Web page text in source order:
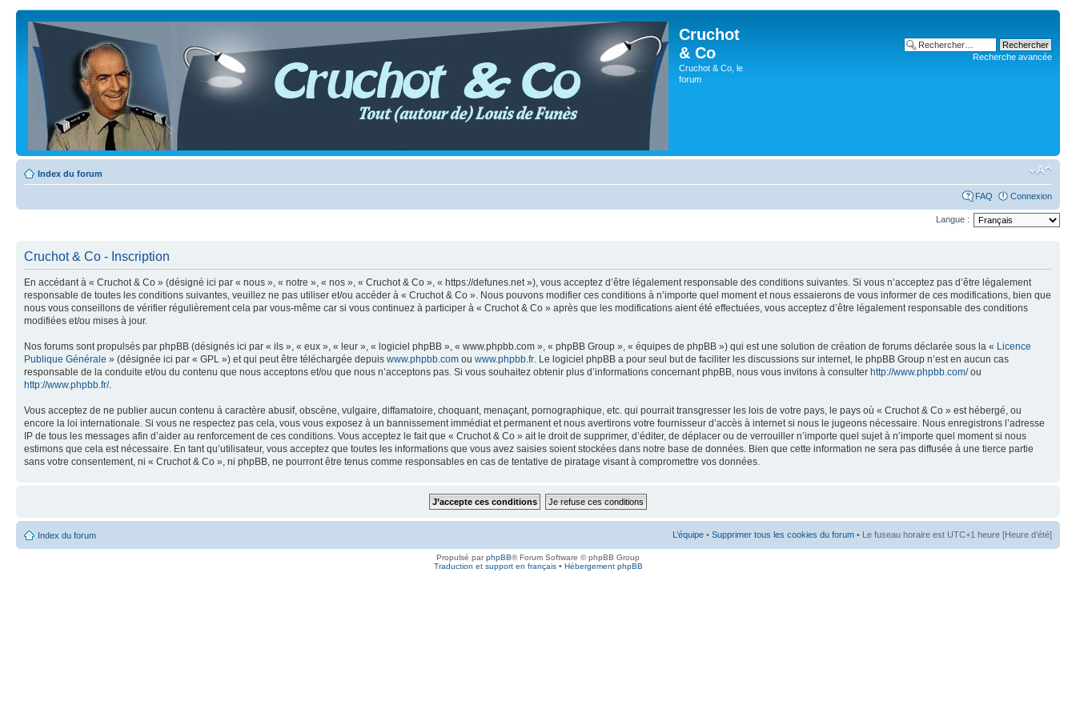
Cruchot
& Co
Cruchot & Co, le
forum
Recherche avancée
Index du forum
FAQ Connexion
Langue :
Cruchot & Co - Inscription
En accédant à « Cruchot & Co » (désigné ici par « nous », « notre », « nos », « Cruchot & Co », « https://defunes.net »), vous acceptez d’être légalement responsable des conditions suivantes. Si vous n’acceptez pas d’être légalement
responsable de toutes les conditions suivantes, veuillez ne pas utiliser et/ou accéder à « Cruchot & Co ». Nous pouvons modifier ces conditions à n’importe quel moment et nous essaierons de vous informer de ces modifications, bien que
nous vous conseillons de vérifier régulièrement cela par vous-même car si vous continuez à participer à « Cruchot & Co » après que les modifications aient été effectuées, vous acceptez d’être légalement responsable des conditions
modifiées et/ou mises à jour.
Nos forums sont propulsés par phpBB (désignés ici par « ils », « eux », « leur », « logiciel phpBB », « www.phpbb.com », « phpBB Group », « équipes de phpBB ») qui est une solution de création de forums déclarée sous la « Licence
Publique Générale » (désignée ici par « GPL ») et qui peut être téléchargée depuis www.phpbb.com ou www.phpbb.fr . Le logiciel phpBB a pour seul but de faciliter les discussions sur internet, le phpBB Group n’est en aucun cas
responsable de la conduite et/ou du contenu que nous acceptons et/ou que nous n’acceptons pas. Si vous souhaitez obtenir plus d’informations concernant phpBB, nous vous invitons à consulter http://www.phpbb.com/ou
http://www.phpbb.fr/.
Vous acceptez de ne publier aucun contenu à caractère abusif, obscène, vulgaire, diffamatoire, choquant, menaçant, pornographique, etc. qui pourrait transgresser les lois de votre pays, le pays où « Cruchot & Co » est hébergé, ou
encore la loi internationale. Si vous ne respectez pas cela, vous vous exposez à un bannissement immédiat et permanent et nous avertirons votre fournisseur d’accès à internet si nous le jugeons nécessaire. Nous enregistrons l’adresse
IP de tous les messages afin d’aider au renforcement de ces conditions. Vous acceptez le fait que « Cruchot & Co » ait le droit de supprimer, d’éditer, de déplacer ou de verrouiller n’importe quel sujet à n’importe quel moment si nous
estimons que cela est nécessaire. En tant qu’utilisateur, vous acceptez que toutes les informations que vous avez saisies soient stockées dans notre base de données. Bien que cette information ne sera pas diffusée à une tierce partie
sans votre consentement, ni « Cruchot & Co », ni phpBB, ne pourront être tenus comme responsables en cas de tentative de piratage visant à compromettre vos données.
Index du forum L’équipe • Supprimer tous les cookies du forum • Le fuseau horaire est UTC+1 heure [Heure d’été]
Propulsé parphpBB® Forum Software © phpBB Group
Traduction et support en français• Hébergement phpBB